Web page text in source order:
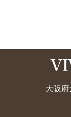
大阪